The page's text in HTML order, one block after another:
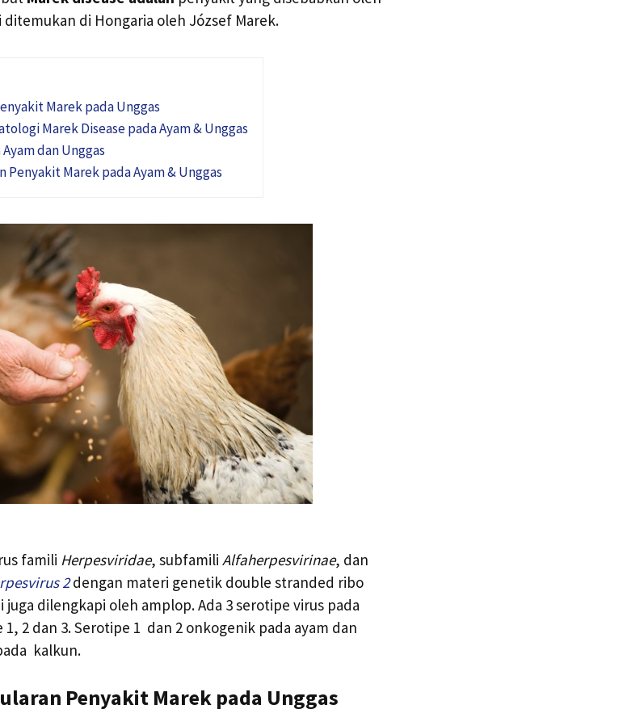
di Hongaria oleh József Marek.
Marek pada Unggas
Marek Disease pada Ayam & Unggas
dan Unggas
Penyakit Marek pada Ayam & Unggas
famili Herpesviridae, subfamili Alfaherpesvirinae, dan
2dengan materi genetik double stranded ribo
juga dilengkapi oleh amplop. Ada 3 serotipe virus pada
2 dan 3. Serotipe 1 dan 2 onkogenik pada ayam dan
kalkun.
Penyakit Marek pada Unggas